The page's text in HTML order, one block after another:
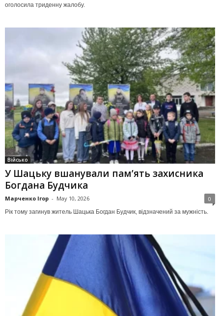
оголосила триденну жалобу.
Військо
У Шацьку вшанували пам’ять захисника
Богдана Будчика
Марченко Ігор - May 10, 2026 0
Рік тому загинув житель Шацька Богдан Будчик, відзначений за мужність.